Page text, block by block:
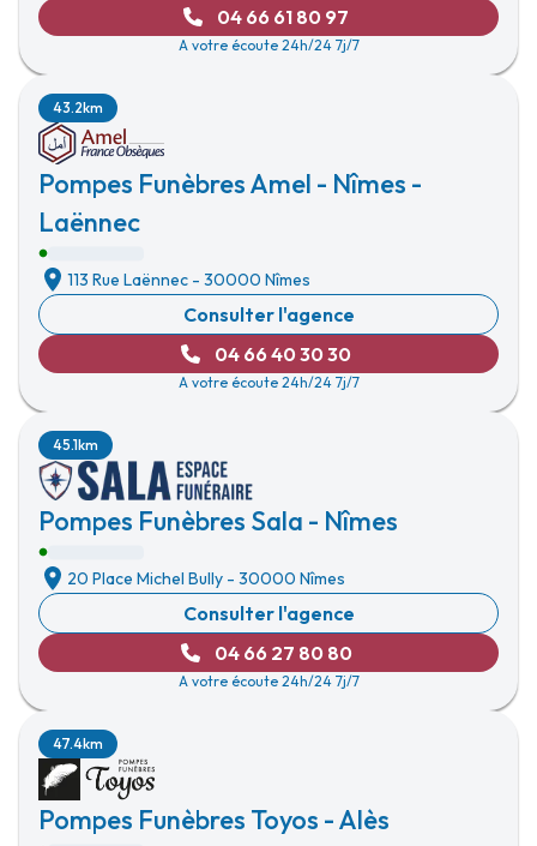
04 66 61 80 97
A votre écoute 24h/24 7j/7
Pompes Funèbres Amel - Nîmes -
Laënnec
43.2km
113 Rue Laënnec - 30000 Nîmes
Consulter l'agence
04 66 40 30 30
A votre écoute 24h/24 7j/7
Pompes Funèbres Sala - Nîmes
45.1km
20 Place Michel Bully - 30000 Nîmes
Consulter l'agence
04 66 27 80 80
A votre écoute 24h/24 7j/7
Pompes Funèbres Toyos - Alès
47.4km